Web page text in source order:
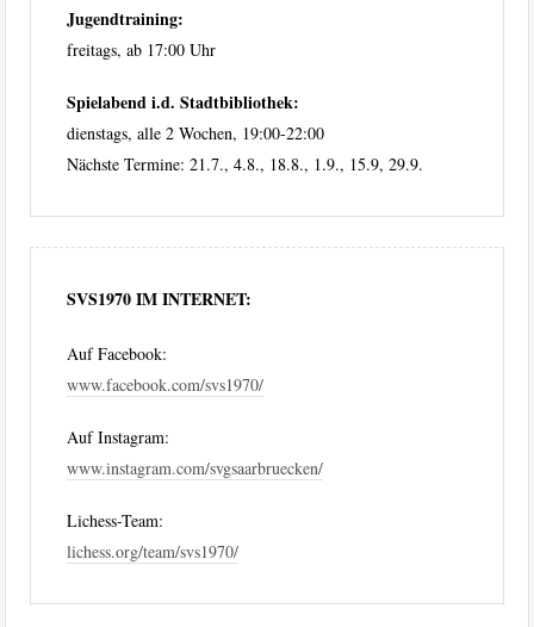
Jugendtraining:
freitags, ab 17:00 Uhr
Spielabend i.d. Stadtbibliothek:
dienstags, alle 2 Wochen, 19:00-22:00
Nächste Termine: 21.7., 4.8., 18.8., 1.9., 15.9, 29.9.
SVS1970 IM INTERNET:
Auf Facebook:
www.facebook.com/svs1970/
Auf Instagram:
www.instagram.com/svgsaarbruecken/
Lichess-Team:
lichess.org/team/svs1970/